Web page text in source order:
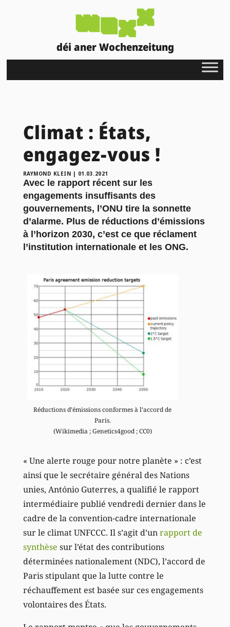
déi aner Wochenzeitung
Climat : États,
engagez-vous !
RAYMOND KLEIN | 01.03.2021
Avec le rapport récent sur les
engagements insuffisants des
gouvernements, l’ONU tire la sonnette
d’alarme. Plus de réductions d’émissions
à l’horizon 2030, c’est ce que réclament
l’institution internationale et les ONG.
Réductions d’émissions conformes à l’accord de
Paris.
(Wikimedia ; Genetics4good ; CC0)
« Une alerte rouge pour notre planète » : c’est
ainsi que le secrétaire général des Nations
unies, António Guterres, a qualifié le rapport
intermédiaire publié vendredi dernier dans le
cadre de la convention-cadre internationale
sur le climat UNFCCC. Il s’agit d’unrapport de
synthèse sur l’état des contributions
déterminées nationalement (NDC), l’accord de
Paris stipulant que la lutte contre le
réchauffement est basée sur ces engagements
volontaires des États.